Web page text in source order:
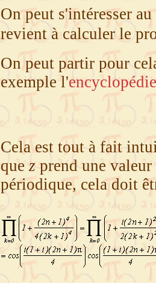
On peut s'intéresser
revient à calculer le
On peut partir pour
exemple l'encyclopédie
Cela est tout à fait
quezprend une
périodique, cela doit